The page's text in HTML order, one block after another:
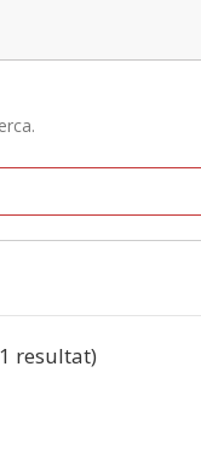
resultat)